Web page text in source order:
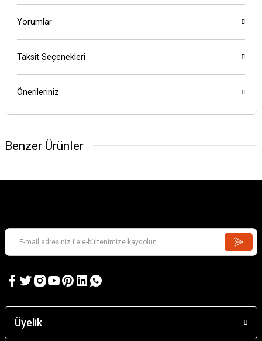
Yorumlar
Taksit Seçenekleri
Önerileriniz
Benzer Ürünler
Kill Team: Terror on Devlan
Üyelik